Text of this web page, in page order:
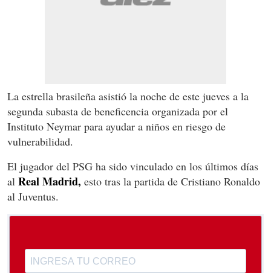
La estrella brasileña asistió la noche de este jueves a la
segunda subasta de beneficencia organizada por el
Instituto Neymar para ayudar a niños en riesgo de
vulnerabilidad.
El jugador del PSG ha sido vinculado en los últimos días
al Real Madrid, esto tras la partida de Cristiano Ronaldo
al Juventus.